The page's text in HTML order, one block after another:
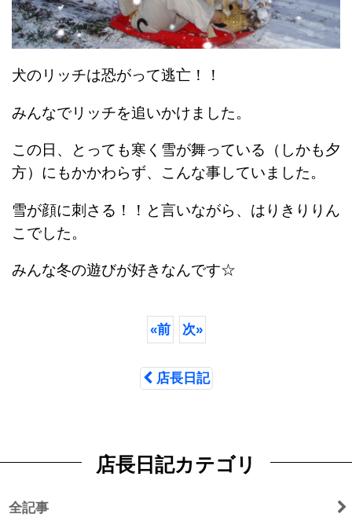
犬のリッチは恐がって逃亡！！
みんなでリッチを追いかけました。
この日、とっても寒く雪が舞っている（しかも夕
方）にもかかわらず、こんな事していました。
雪が顔に刺さる！！と言いながら、はりきりりん
こでした。
みんな冬の遊びが好きなんです☆
«前 次»
店長日記
店長日記カテゴリ
全記事